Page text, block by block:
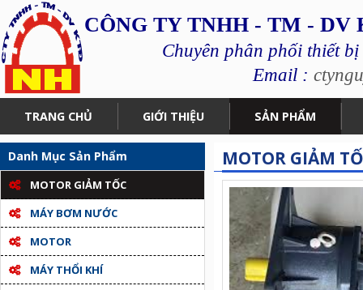
CÔNG TY TNHH - TM -
Chuyên phân phối thiết
Email :
TRANG CHỦ GIỚI THIỆU SẢN PHẨM
Danh Mục Sản Phẩm
MOTOR GIẢM TỐC
MÁY BƠM NƯỚC
MOTOR
MÁY THỔI KHÍ
MOTOR GIẢM